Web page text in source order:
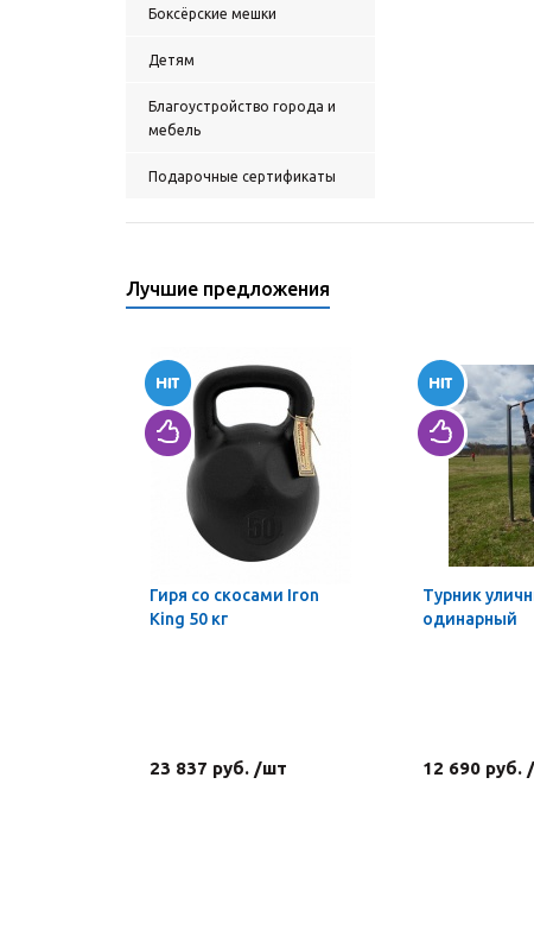
Боксёрские мешки
Детям
Благоустройство города и
мебель
Подарочные сертификаты
Лучшие предложения
Гиря со скосами Iron
King 50 кг
23 837 руб. /шт
Турник
одинарный
12 690 руб.